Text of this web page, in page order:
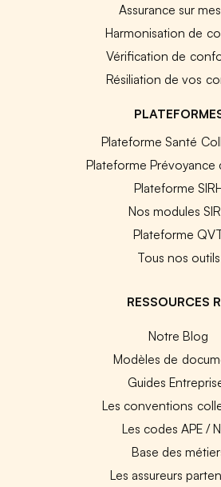
Assurance sur
Harmonisation de
Vérification de
Résiliation de vos
Plateforme Santé
Plateforme Prévoyance
Plateforme
Nos modules
Plateforme
Tous nos outils
RESSOURCES
Notre Blog
Modèles de
Guides
Les conventions
Les codes APE /
Base des
Les assureurs